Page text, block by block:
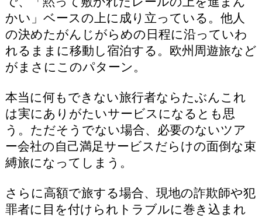
かい」ベースの上に成り立っている。他人
の決めたがんじがらめの日程に沿っていわ
れるままに移動し宿泊する。欧州周遊旅など
がまさにこのパターン。
本当に何もできない旅行者ならたぶんこれ
は実にありがたいサービスになるとも思
う。ただそうでない場合、必要のないツア
ー会社の自己満足サービスだらけの面倒な束
縛旅になってしまう。
さらに高額で旅する場合、現地の詐欺師や犯
罪者に目を付けられトラブルに巻き込まれ